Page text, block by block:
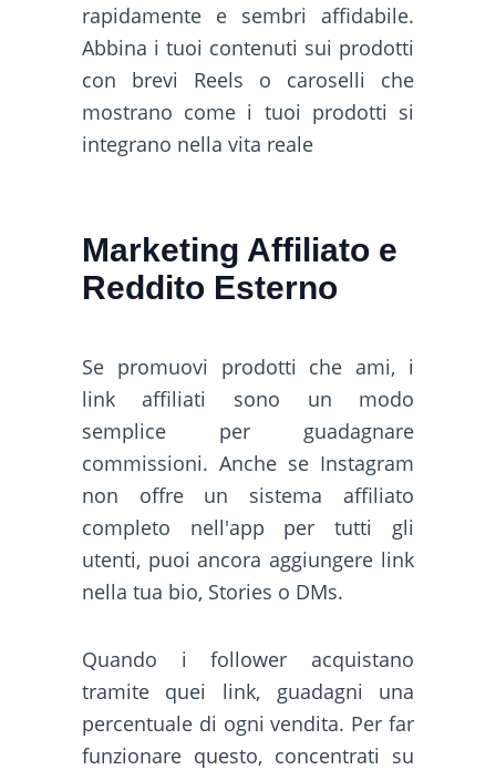
rapidamente e sembri affidabile.
Abbina i tuoi contenuti sui prodotti
con brevi Reels o caroselli che
mostrano come i tuoi prodotti si
integrano nella vita reale
Marketing Affiliato e
Reddito Esterno
Se promuovi prodotti che ami, i
link affiliati sono un modo
semplice per guadagnare
commissioni. Anche se Instagram
non offre un sistema affiliato
completo nell'app per tutti gli
utenti, puoi ancora aggiungere link
nella tua bio, Stories o DMs.
Quando i follower acquistano
tramite quei link, guadagni una
percentuale di ogni vendita. Per far
funzionare questo, concentrati su